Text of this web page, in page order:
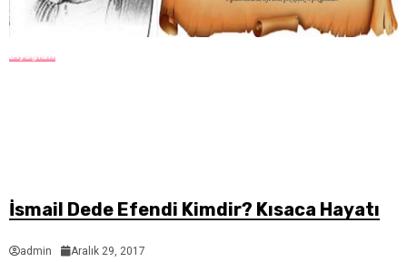
Biyografi
İsmail Dede Efendi Kimdir? Kısaca Hayatı
admin Aralık 29, 2017